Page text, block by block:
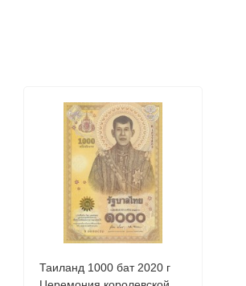
Таиланд 1000 бат 2020 г